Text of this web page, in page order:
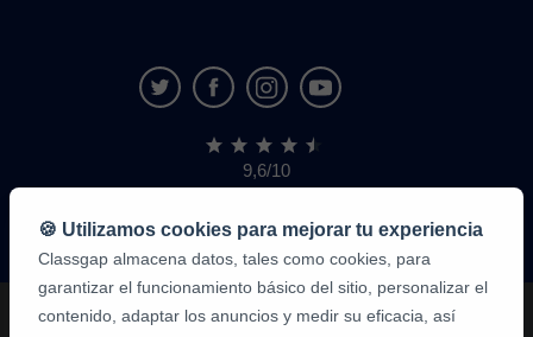
9,6/10
1.339.284
de
alumnos
🍪 Utilizamos cookies para mejorar tu experiencia
Classgap almacena datos, tales como cookies, para
garantizar el funcionamiento básico del sitio, personalizar el
contenido, adaptar los anuncios y medir su eficacia, así